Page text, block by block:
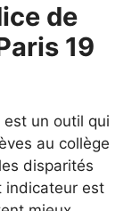
de
19
est un outil qui
au collège
disparités
indicateur est